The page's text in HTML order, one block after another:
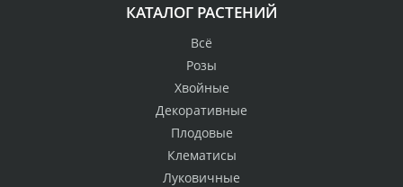
КАТАЛОГ РАСТЕНИЙ
Всё
Розы
Хвойные
Декоративные
Плодовые
Клематисы
Луковичные